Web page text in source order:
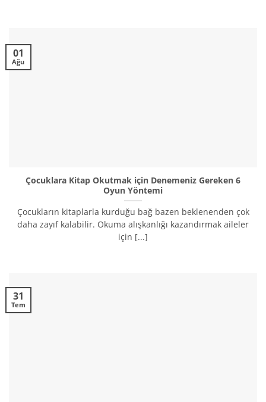
Çocuklara Kitap Okutmak için Denemeniz Gereken 6
Oyun Yöntemi
Çocukların kitaplarla kurduğu bağ bazen beklenenden çok
daha zayıf kalabilir. Okuma alışkanlığı kazandırmak aileler
için [...]
01
Ağu
31
Tem